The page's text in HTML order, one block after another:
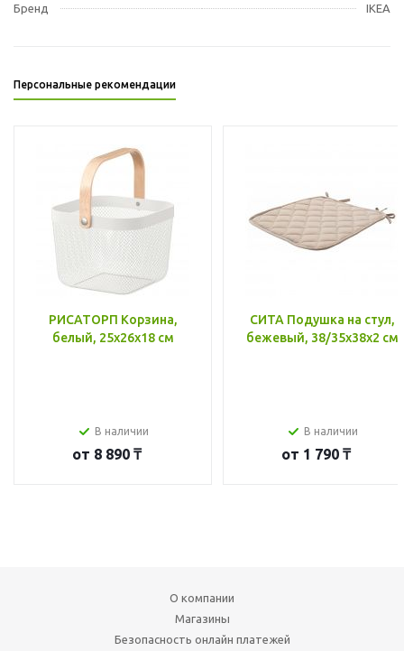
Бренд IKEA
Персональные рекомендации
РИСАТОРП Корзина,
белый, 25x26x18 см
В наличии
от 8 890 ₸
СИТА Подушка на стул,
бежевый, 38/35x38x2 см
В наличии
от 1 790 ₸
О компании
Магазины
Безопасность онлайн платежей